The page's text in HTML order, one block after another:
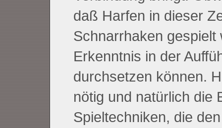
daß Harfen in dieser
Schnarrhaken
Erkenntnis in der
durchsetzen können.
nötig und natürlich die
Spieltechniken, die